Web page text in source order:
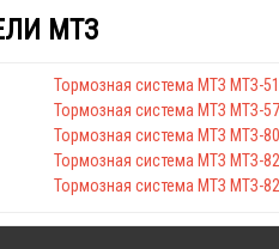
МТЗ
Тормозная система МТЗ МТЗ-
Тормозная система МТЗ МТЗ-
Тормозная система МТЗ МТЗ-
Тормозная система МТЗ МТЗ-
Тормозная система МТЗ МТЗ-